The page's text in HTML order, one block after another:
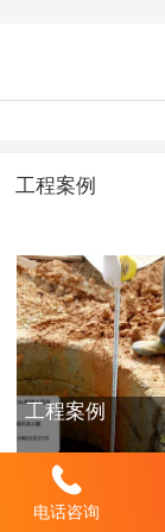
工程案例
工程案例
电话咨询